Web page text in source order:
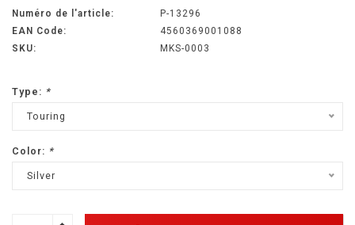
Numéro de l'article:
P-13296
EAN Code:
4560369001088
SKU:
MKS-0003
Type: *
Touring
Color: *
Silver